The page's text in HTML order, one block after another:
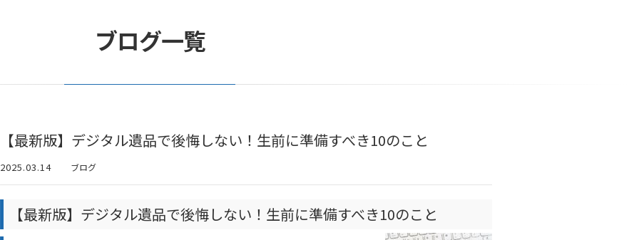
ブログ一覧
【最新版】デジタル遺品で後悔しない！生前に準備すべき10のこと
2025.03.14 ブログ
【最新版】デジタル遺品で後悔しない！生前に準備すべき10のこと